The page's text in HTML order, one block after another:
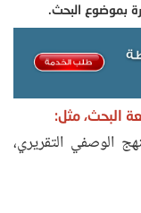
بموضوع البحث.
البحث، مثل:
الوصفي التقريري،